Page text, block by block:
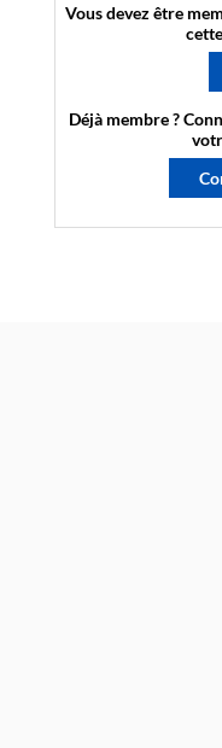
Vous devez être
Déjà membre ?